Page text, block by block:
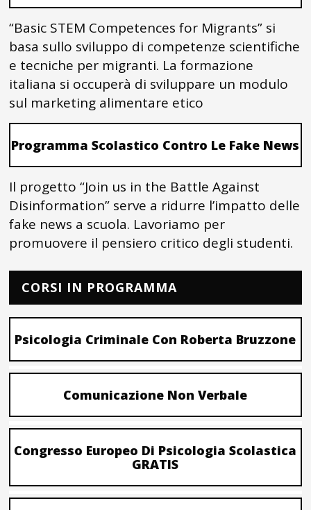
“Basic STEM Competences for Migrants” si
basa sullo sviluppo di competenze scientifiche
e tecniche per migranti. La formazione
italiana si occuperà di sviluppare un modulo
sul marketing alimentare etico
Programma Scolastico Contro Le Fake News
Il progetto “Join us in the Battle Against
Disinformation” serve a ridurre l’impatto delle
fake news a scuola. Lavoriamo per
promuovere il pensiero critico degli studenti.
CORSI IN PROGRAMMA
Psicologia Criminale Con Roberta Bruzzone
Comunicazione Non Verbale
Congresso Europeo Di Psicologia Scolastica
GRATIS